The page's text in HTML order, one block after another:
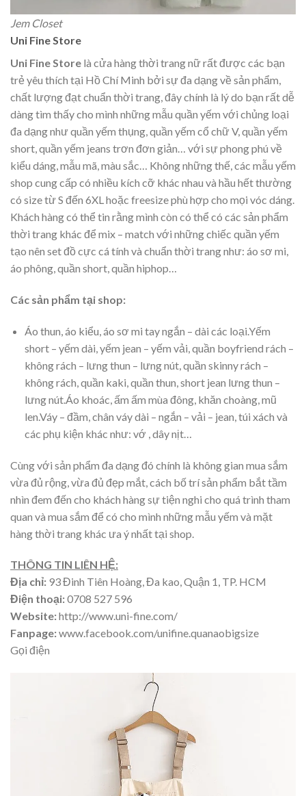
Jem Closet
Uni Fine Store
Uni Fine Store là cửa hàng thời trang nữ rất được các bạn
trẻ yêu thích tại Hồ Chí Minh bởi sự đa dạng về sản phẩm,
chất lượng đạt chuẩn thời trang, đây chính là lý do bạn rất dễ
dàng tìm thấy cho mình những mẫu quần yếm với chủng loại
đa dạng như quần yếm thụng, quần yếm cổ chữ V, quần yếm
short, quần yếm jeans trơn đơn giản… với sự phong phú về
kiểu dáng, mẫu mã, màu sắc… Không những thế, các mẫu yếm
shop cung cấp có nhiều kích cỡ khác nhau và hầu hết thường
có size từ S đến 6XL hoặc freesize phù hợp cho mọi vóc dáng.
Khách hàng có thể tin rằng mình còn có thể có các sản phẩm
thời trang khác để mix – match với những chiếc quần yếm
tạo nên set đồ cực cá tính và chuẩn thời trang như: áo sơ mi,
áo phông, quần short, quần hiphop…
Các sản phẩm tại shop:
Áo thun, áo kiểu, áo sơ mi tay ngắn – dài các loại.Yếm
short – yếm dài, yếm jean – yếm vải, quần boyfriend rách –
không rách – lưng thun – lưng nút, quần skinny rách –
không rách, quần kaki, quần thun, short jean lưng thun –
lưng nút.Áo khoác, ấm ấm mùa đông, khăn choàng, mũ
len.Váy – đầm, chân váy dài – ngắn – vải – jean, túi xách và
các phụ kiện khác như: vớ , dây nịt…
Cùng với sản phẩm đa dạng đó chính là không gian mua sắm
vừa đủ rộng, vừa đủ đẹp mắt, cách bố trí sản phẩm bắt tầm
nhìn đem đến cho khách hàng sự tiện nghi cho quá trình tham
quan và mua sắm để có cho mình những mẫu yếm và mặt
hàng thời trang khác ưa ý nhất tại shop.
THÔNG TIN LIÊN HỆ:
Địa chỉ: 93 Đinh Tiên Hoàng, Đa kao, Quận 1, TP. HCM
Điện thoại:0708 527 596
Website:http://www.uni-fine.com/
Fanpage:www.facebook.com/unifine.quanaobigsize
Gọi điện